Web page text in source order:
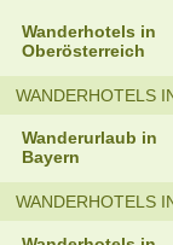
Wanderhotels in
Oberösterreich
WANDERHOTELS
Wanderurlaub in
Bayern
WANDERHOTELS